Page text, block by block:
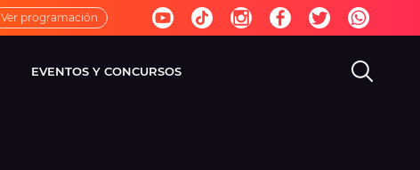
Ver programación
EVENTOS Y CONCURSOS